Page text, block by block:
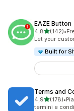
EAZE Button
4,8stelle su 5
(142)
142 •
Let your
Built for
Terms and
4,9stelle su 5
(178)
178 •
termini e